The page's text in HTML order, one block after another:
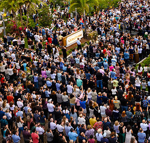
Hass – Was ist Größe?